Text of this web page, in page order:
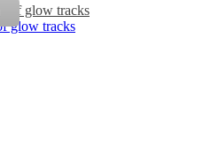
glow tracks